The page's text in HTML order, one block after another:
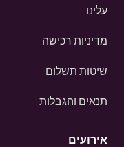
עלינו
מדיניות רכישה
שיטות תשלום
תנאים והגבלות
אירועים